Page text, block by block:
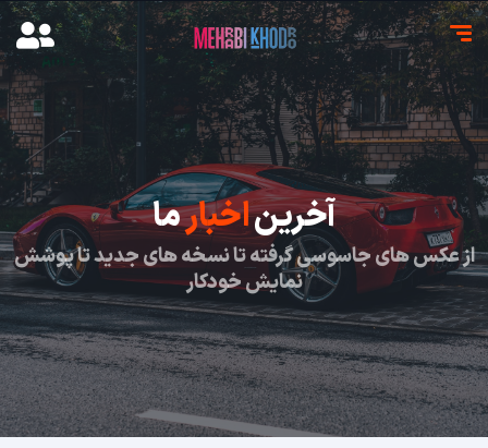
آخریناخبارما
از عکس های جاسوسی گرفته تا نسخه های جدید تا پوشش
نمایش خودکار